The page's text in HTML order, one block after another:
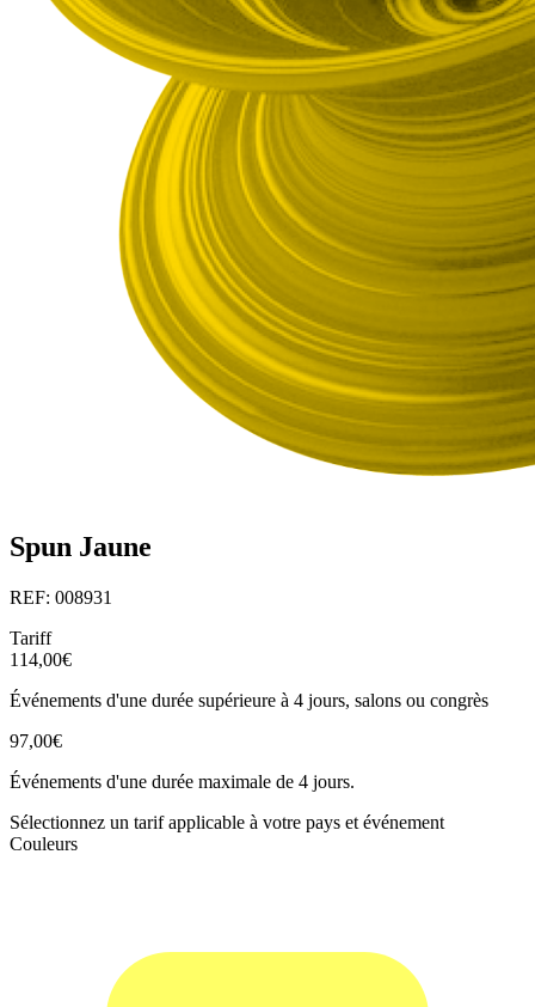
Spun Jaune
REF: 008931
Tariff
114,00€
Événements d'une durée supérieure à 4 jours, salons ou congrès
97,00€
Événements d'une durée maximale de 4 jours.
Sélectionnez un tarif applicable à votre pays et événement
Couleurs